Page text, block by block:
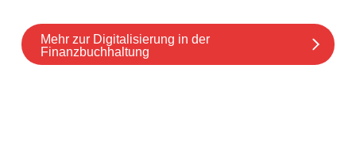
Mehr zur Digitalisierung in der
Finanzbuchhaltung